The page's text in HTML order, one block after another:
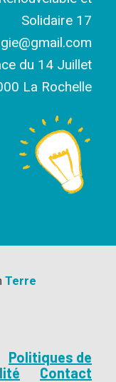
Solidaire 17
du 14 Juillet
La Rochelle
Terre
Politiques de
Contact